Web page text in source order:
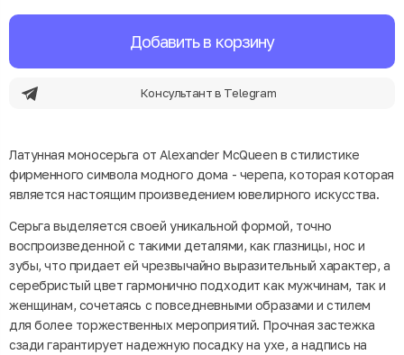
Добавить в корзину
Консультант в Telegram
Латунная моносерьга от Alexander McQueen в стилистике
фирменного символа модного дома - черепа, которая которая
является настоящим произведением ювелирного искусства.
Серьга выделяется своей уникальной формой, точно
воспроизведенной с такими деталями, как глазницы, нос и
зубы, что придает ей чрезвычайно выразительный характер, а
серебристый цвет гармонично подходит как мужчинам, так и
женщинам, сочетаясь с повседневными образами и стилем
для более торжественных мероприятий. Прочная застежка
сзади гарантирует надежную посадку на ухе, а надпись на